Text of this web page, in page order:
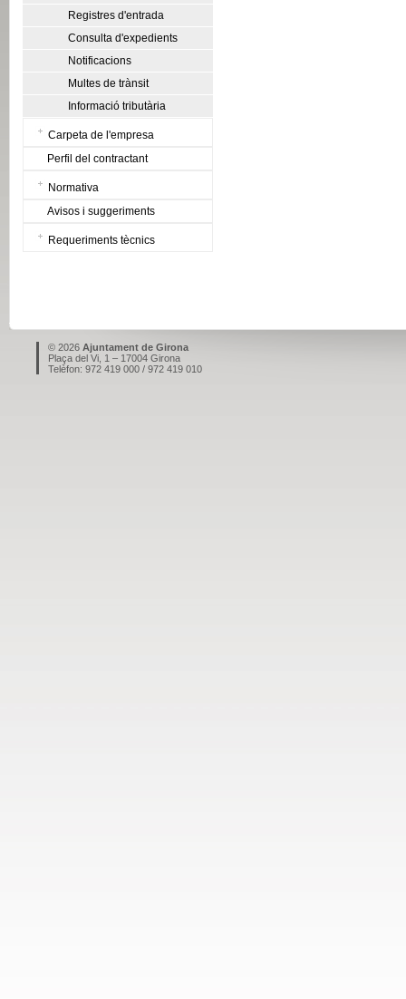
Registres d'entrada
Consulta d'expedients
Notificacions
Multes de trànsit
Informació tributària
Carpeta de l'empresa
Perfil del contractant
Normativa
Avisos i suggeriments
Requeriments tècnics
© 2026 Ajuntament de Girona
Plaça del Vi, 1 – 17004 Girona
Telèfon: 972 419 000 / 972 419 010